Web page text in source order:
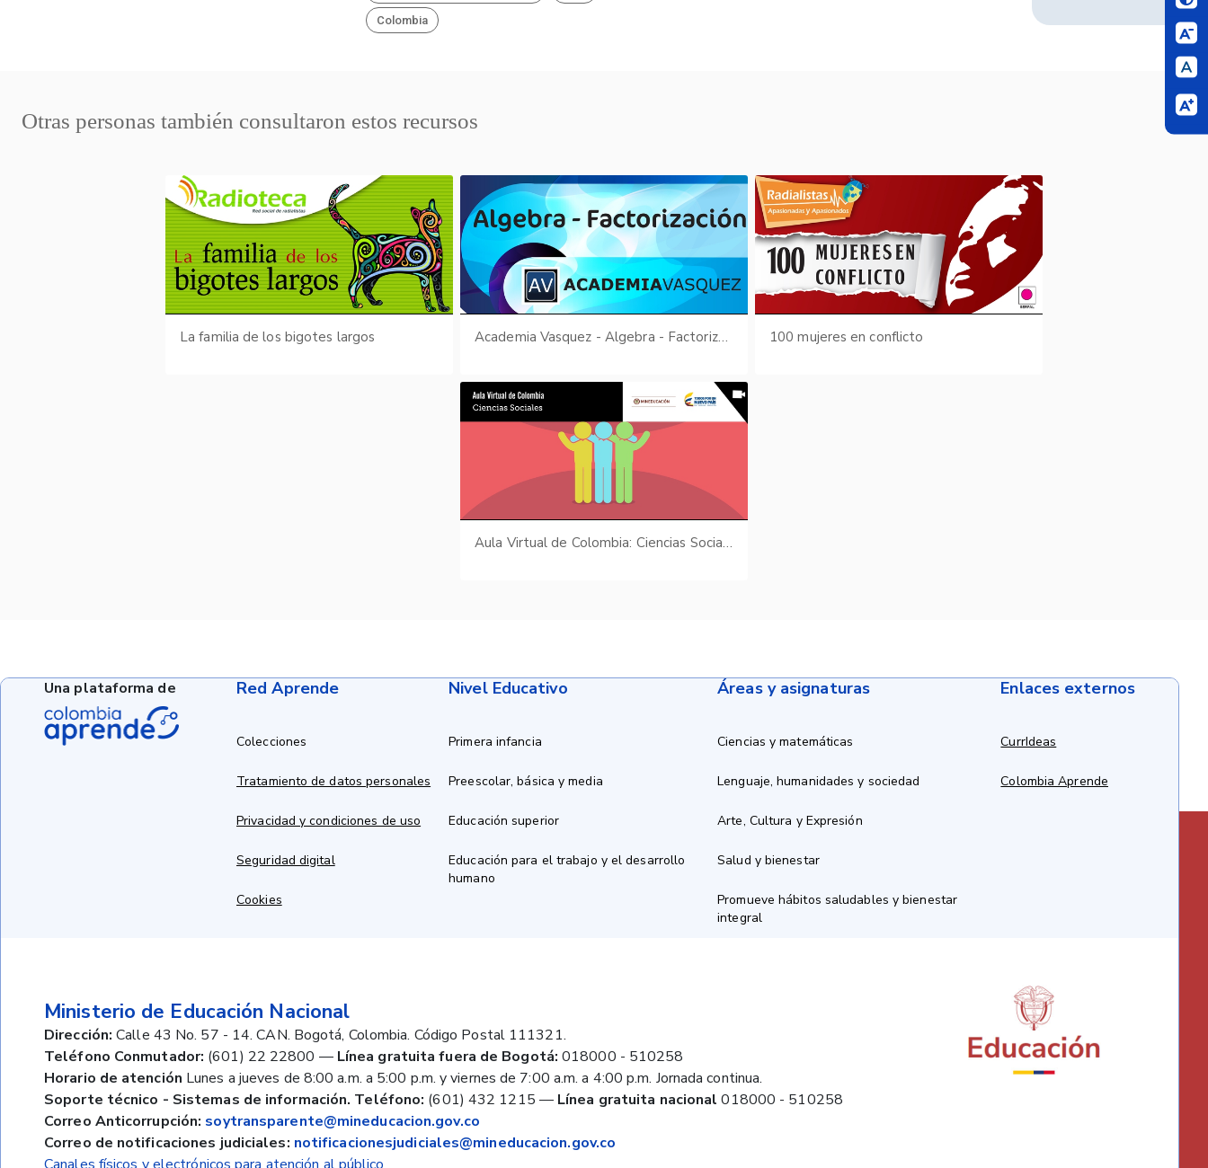
Colombia
Otras personas también consultaron estos recursos
La familia de los bigotes largos Academia Vasquez - Algebra - Factorización 100 mujeres en conflicto
Aula Virtual de Colombia: Ciencias Sociales
Red Aprende
Colecciones
Tratamiento de datos personales
Privacidad y condiciones de uso
Seguridad digital
Cookies
Nivel Educativo
Primera infancia
Preescolar, básica y media
Educación superior
Educación para el trabajo y el desarrollo
humano
Áreas y asignaturas
Ciencias y matemáticas
Lenguaje, humanidades y sociedad
Arte, Cultura y Expresión
Salud y bienestar
Promueve hábitos saludables y bienestar
integral
Enlaces externos
CurrIdeas
Colombia Aprende
Ministerio de Educación Nacional
Dirección: Calle 43 No. 57 - 14. CAN. Bogotá, Colombia. Código Postal 111321.
Teléfono Conmutador: (601) 22 22800 — Línea gratuita fuera de Bogotá: 018000 - 510258
Horario de atención Lunes a jueves de 8:00 a.m. a 5:00 p.m. y viernes de 7:00 a.m. a 4:00 p.m. Jornada continua.
Soporte técnico - Sistemas de información. Teléfono: (601) 432 1215 — Línea gratuita nacional 018000 - 510258
Correo Anticorrupción: soytransparente@mineducacion.gov.co
Correo de notificaciones judiciales: notificacionesjudiciales@mineducacion.gov.co
Una plataforma de